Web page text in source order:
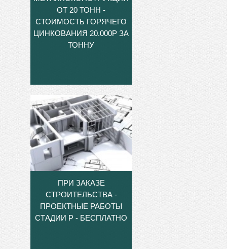
ОТ 20 ТОНН -
СТОИМОСТЬ ГОРЯЧЕГО
ЦИНКОВАНИЯ 20.000Р ЗА
ТОННУ
ПРИ ЗАКАЗЕ
СТРОИТЕЛЬСТВА -
ПРОЕКТНЫЕ РАБОТЫ
СТАДИИ Р - БЕСПЛАТНО